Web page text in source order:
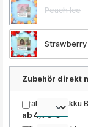
Peach Ice
Strawberry
Zubehör direkt
Grabit Nex Akku
ab 4,90 €